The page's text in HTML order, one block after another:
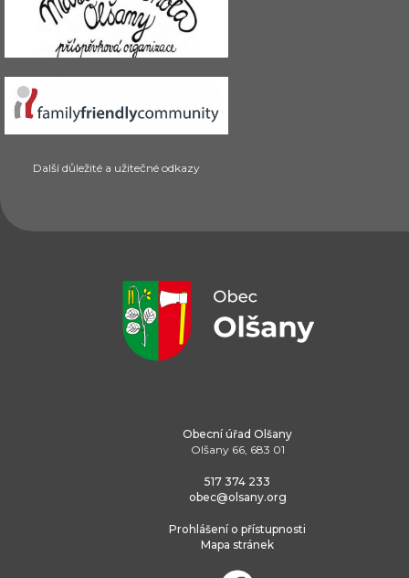
Další důležité a užitečné odkazy
Obecní úřad Olšany
Olšany 66, 683 01
517 374 233
obec@olsany.org
Prohlášení o přístupnosti
Mapa stránek